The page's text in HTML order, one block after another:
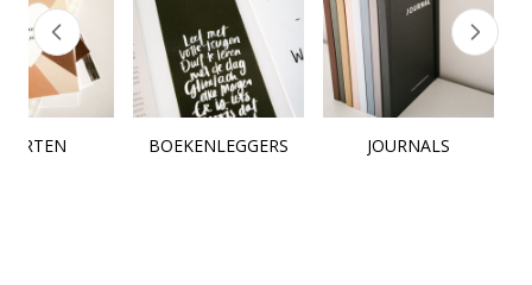
BOEKENLEGGERS JOURNALS